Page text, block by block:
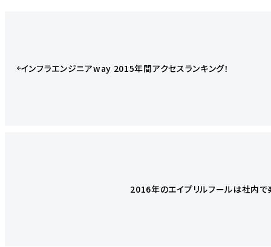
インフラエンジニアway 2015年間アクセスランキング！
2016年のエイプリルフールは社内で